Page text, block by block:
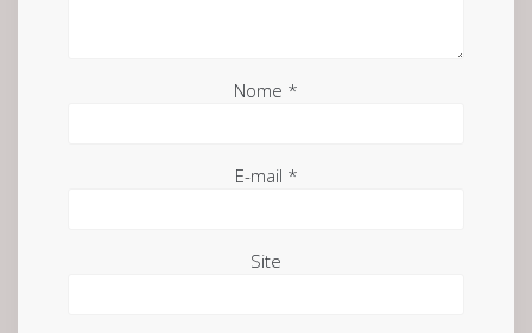
Nome *
E-mail *
Site